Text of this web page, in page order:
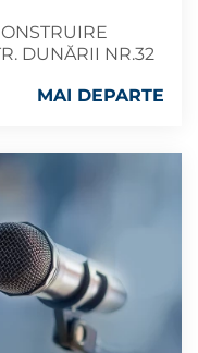
DUNĂRII NR.32
MAI DEPARTE